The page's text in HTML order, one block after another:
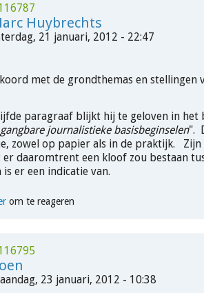
Huybrechts
21 januari, 2012 - 22:47
met de grondthemas en stellingen
paragraaf blijkt hij te geloven in het
journalistieke basisbeginselen".
zowel op papier als in de praktijk. Zijn
daaromtrent een kloof zou bestaan
er een indicatie van.
om te reageren
23 januari, 2012 - 10:38